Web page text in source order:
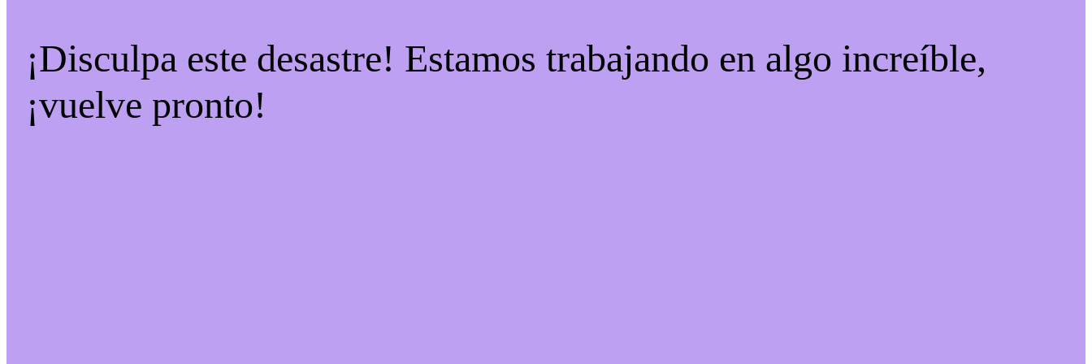
¡Disculpa este desastre! Estamos trabajando en algo increíble,
¡vuelve pronto!